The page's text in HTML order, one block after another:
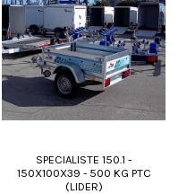
SPECIALISTE 150.1 -
150X100X39 - 500 KG PTC
(LIDER)